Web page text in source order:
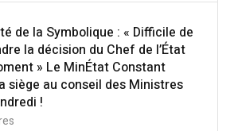
de la Symbolique : « Difficile de
la décision du Chef de l’État
» Le MinÉtat Constant
siège au conseil des Ministres
!